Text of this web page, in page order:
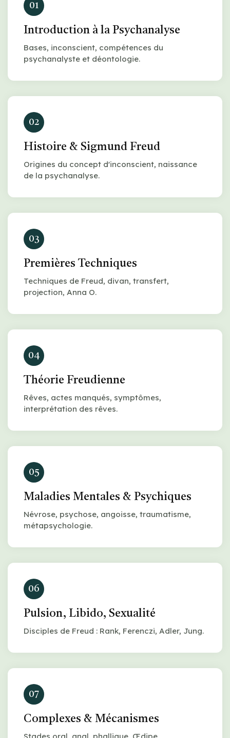
01
Introduction à la Psychanalyse
Bases, inconscient, compétences du
psychanalyste et déontologie.
02
Histoire & Sigmund Freud
Origines du concept d'inconscient, naissance
de la psychanalyse.
03
Premières Techniques
Techniques de Freud, divan, transfert,
projection, Anna O.
04
Théorie Freudienne
Rêves, actes manqués, symptômes,
interprétation des rêves.
05
Maladies Mentales & Psychiques
Névrose, psychose, angoisse, traumatisme,
métapsychologie.
06
Pulsion, Libido, Sexualité
Disciples de Freud : Rank, Ferenczi, Adler, Jung.
07
Complexes & Mécanismes